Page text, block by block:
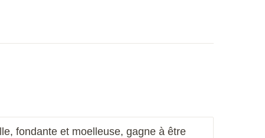
fondante et moelleuse, gagne à être